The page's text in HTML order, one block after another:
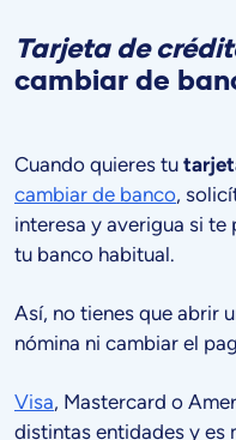
Tarjeta de
cambiar de
Cuando quieres tu
cambiar de banco,
interesa y averigua si te
tu banco habitual.
Así, no tienes que abrir
nómina ni cambiar el
Visa, Mastercard o
distintas entidades y es